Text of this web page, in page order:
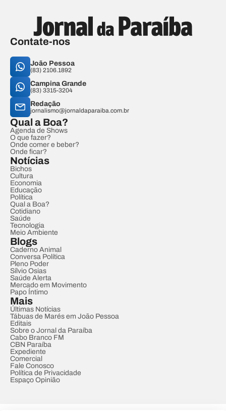
Contate-nos
João Pessoa
(83) 2106.1892
Campina Grande
(83) 3315-3204
Redação
jornalismo@jornaldaparaiba.com.br
Qual a Boa?
Agenda de Shows
O que fazer?
Onde comer e beber?
Onde ficar?
Notícias
Bichos
Cultura
Economia
Educação
Política
Qual a Boa?
Cotidiano
Saúde
Tecnologia
Meio Ambiente
Blogs
Caderno Animal
Conversa Política
Pleno Poder
Sílvio Osias
Saúde Alerta
Mercado em Movimento
Papo Íntimo
Mais
Últimas Notícias
Tábuas de Marés em João Pessoa
Editais
Sobre o Jornal da Paraíba
Cabo Branco FM
CBN Paraíba
Expediente
Comercial
Fale Conosco
Política de Privacidade
Espaço Opinião